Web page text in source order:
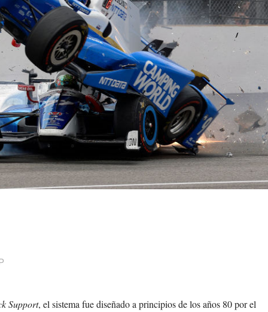
Support, el sistema fue diseñado a principios de los años 80 por el